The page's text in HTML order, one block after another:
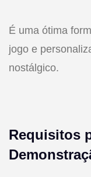
É uma ótima
jogo e
nostálgico.
Requisitos